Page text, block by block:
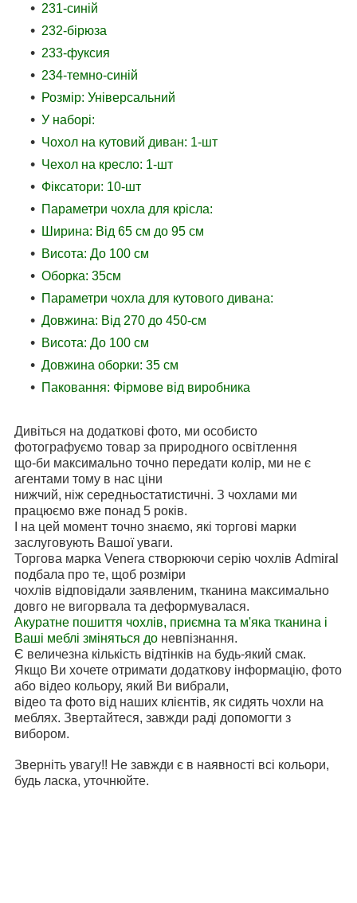
231-синій
232-бірюза
233-фуксия
234-темно-синій
Розмір: Універсальний
У наборі:
Чохол на кутовий диван: 1-шт
Чехол на кресло: 1-шт
Фіксатори: 10-шт
Параметри чохла для крісла:
Ширина: Від 65 см до 95 см
Висота: До 100 см
Оборка: 35см
Параметри чохла для кутового дивана:
Довжина: Від 270 до 450-см
Висота: До 100 см
Довжина оборки: 35 см
Паковання: Фірмове від виробника
Дивіться на додаткові фото, ми особисто
фотографуємо товар за природного освітлення
що-би максимально точно передати колір, ми не є
агентами тому в нас ціни
нижчий, ніж середньостатистичні. З чохлами ми
працюємо вже понад 5 років.
І на цей момент точно знаємо, які торгові марки
заслуговують Вашої уваги.
Торгова марка Venera створюючи серію чохлів Admiral
подбала про те, щоб розміри
чохлів відповідали заявленим, тканина максимально
довго не вигорвала та деформувалася.
Акуратне пошиття чохлів, приємна та м'яка тканина і
Ваші меблі зміняться до невпізнання.
Є величезна кількість відтінків на будь-який смак.
Якщо Ви хочете отримати додаткову інформацію, фото
або відео кольору, який Ви вибрали,
відео та фото від наших клієнтів, як сидять чохли на
меблях. Звертайтеся, завжди раді допомогти з
вибором.
Зверніть увагу!! Не завжди є в наявності всі кольори,
будь ласка, уточнюйте.